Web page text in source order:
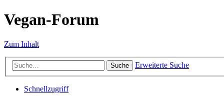
Vegan-Forum
Zum Inhalt
Suche Erweiterte Suche
Schnellzugriff